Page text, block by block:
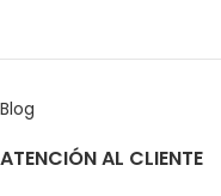
Blog
ATENCIÓN AL CLIENTE